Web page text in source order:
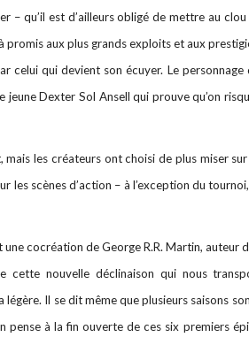
– qu’il est d’ailleurs obligé de mettre au
promis aux plus grands exploits et aux
celui qui devient son écuyer. Le personnage
jeune Dexter Sol Ansell qui prouve qu’on
mais les créateurs ont choisi de plus miser sur
les scènes d’action – à l’exception du
une cocréation de George R.R. Martin, auteur
cette nouvelle déclinaison qui nous
légère. Il se dit même que plusieurs saisons
pense à la fin ouverte de ces six premiers